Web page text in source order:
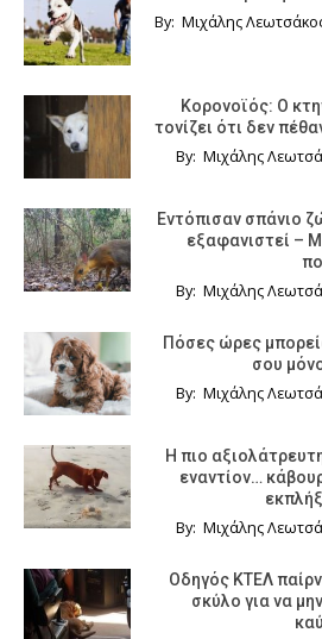
By: Μιχάλης
Κορονοϊός: Ο
τονίζει ότι δεν
By: Μιχάλης
Εντόπισαν σπάνιο
εξαφανιστεί –
By: Μιχάλης
Πόσες ώρες
σου
By: Μιχάλης
Η πιο
εναντίον…
By: Μιχάλης
Οδηγός KTΕΛ
σκύλο για να